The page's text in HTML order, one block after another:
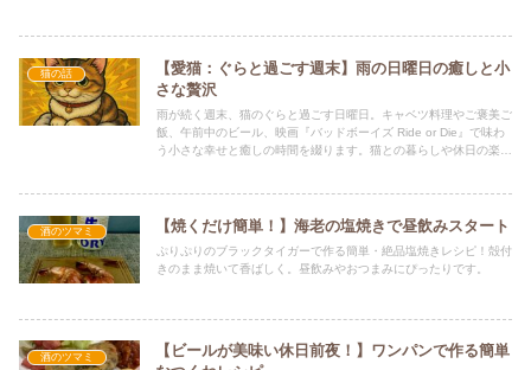
猫の話
【愛猫：ぐらと過ごす週末】雨の日曜日の癒しと小
さな贅沢
雨が続く週末、猫のぐらと過ごす日曜日。キャベツ料理やご褒美ご
飯、午前中のビール、映画『バッドボーイズ Ride or Die』で味わ
う小さな幸せと癒しの時間を綴ります。猫との暮らしや休日の楽し
酒のツマミ 【焼くだけ簡単！】海老の塩焼きで昼飲みスタート
ぷりぷりのブラックタイガーで作る簡単・絶品塩焼きレシピ！殻付
きのまま焼いて香ばしく。昼飲みやおつまみにぴったりです。
酒のツマミ
【ビールが美味い休日前夜！】ワンパンで作る簡単